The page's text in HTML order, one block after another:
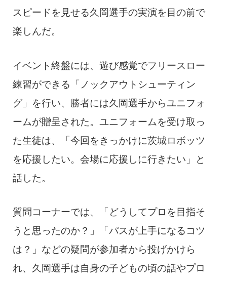
スピードを見せる久岡選手の実演を目の前で
楽しんだ。
イベント終盤には、遊び感覚でフリースロー
練習ができる「ノックアウトシューティン
グ」を行い、勝者には久岡選手からユニフォ
ームが贈呈された。ユニフォームを受け取っ
た生徒は、「今回をきっかけに茨城ロボッツ
を応援したい。会場に応援しに行きたい」と
話した。
質問コーナーでは、「どうしてプロを目指そ
うと思ったのか？」「パスが上手になるコツ
は？」などの疑問が参加者から投げかけら
れ、久岡選手は自身の子どもの頃の話やプロ